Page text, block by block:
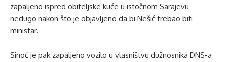
zapaljeno ispred obiteljske kuće u istočnom Sarajevu
nedugo nakon što je objavljeno da bi Nešić trebao biti
ministar.
Sinoć je pak zapaljeno vozilo u vlasništvu dužnosnika DNS-a